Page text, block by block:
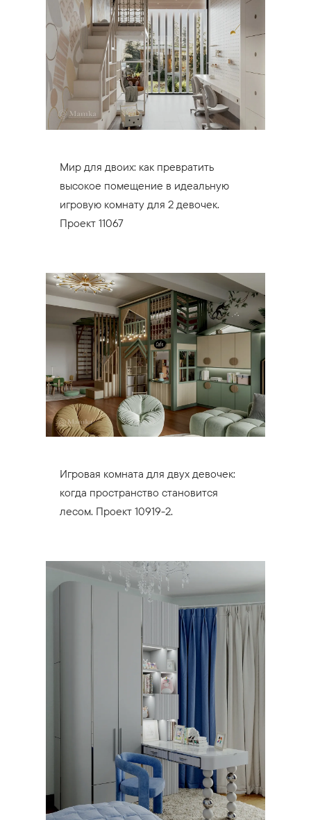
Мир для двоих: как превратить
высокое помещение в идеальную
игровую комнату для 2 девочек.
Проект 11067
Игровая комната для двух девочек:
когда пространство становится
лесом. Проект 10919-2.